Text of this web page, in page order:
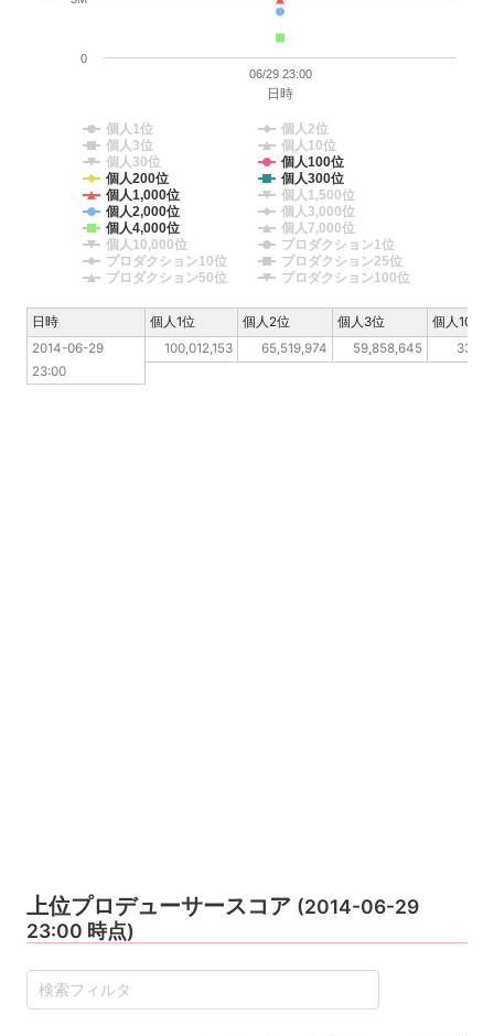
日時
06/29 23:00
0
個人1位
個人2位
個人3位
個人10位
個人30位
個人100位
個人200位
個人300位
個人1,000位
個人1,500位
個人2,000位
個人3,000位
個人4,000位
個人7,000位
個人10,000位
プロダクション1位
プロダクション10位
プロダクション25位
プロダクション50位
プロダクション100位
2014-06-29 23:00 100,012,153 65,519,974 59,858,645
日時 個人1位 個人2位 個人3位
個人10位
2014-06-29
23:00
日時
上位プロデューサースコア (2014-06-29
23:00 時点)